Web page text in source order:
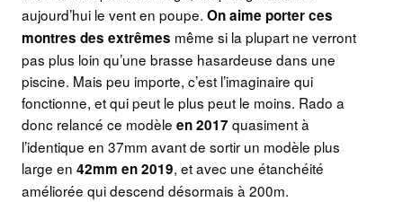
aujourd’hui le vent en poupe. On aime porter ces
montres des extrêmes même si la plupart ne verront
pas plus loin qu’une brasse hasardeuse dans une
piscine. Mais peu importe, c’est l’imaginaire qui
fonctionne, et qui peut le plus peut le moins. Rado a
donc relancé ce modèle en 2017 quasiment à
l’identique en 37mm avant de sortir un modèle plus
large en 42mm en 2019, et avec une étanchéité
améliorée qui descend désormais à 200m.